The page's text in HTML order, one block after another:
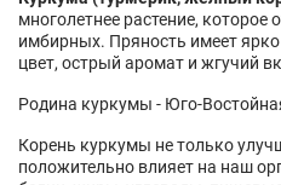
многолетнее растение, которое
имбирных. Пряность имеет
цвет, острый аромат и жгучий
Родина куркумы - Юго-
Корень куркумы не только
положительно влияет на наш